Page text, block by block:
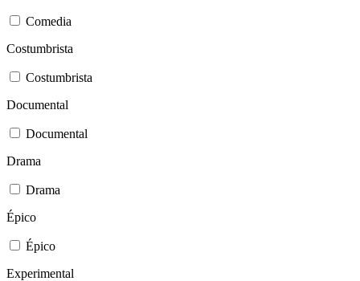
Comedia
Costumbrista
Costumbrista
Documental
Documental
Drama
Drama
Épico
Épico
Experimental